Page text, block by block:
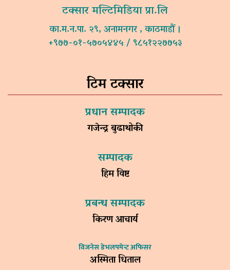
टक्सार मल्टिमिडिया प्रा.लि
का.म.न.पा. २९, अनामनगर , काठमाडौं ।
+९७७-०१-५७०५४४५ / ९८५१२२७७५३
टिम टक्सार
प्रधान सम्पादक
गजेन्द्र बुढाथोकी
सम्पादक
हिम विष्ट
प्रबन्ध सम्पादक
किरण आचार्य
विजनेस डेभलपमेन्ट अफिसर
अस्मिता धिताल